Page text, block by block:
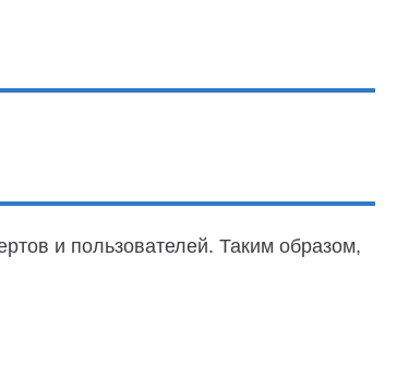
и пользователей. Таким образом,